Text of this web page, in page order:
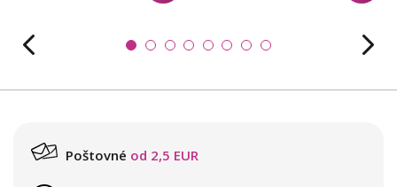
Poštovné od 2,5 EUR